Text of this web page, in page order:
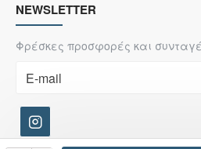
NEWSLETTER
Φρέσκες προσφορές και